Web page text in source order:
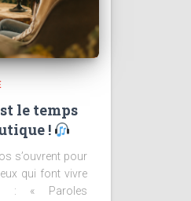
le temps
!
s’ouvrent pour
qui font vivre
: « Paroles